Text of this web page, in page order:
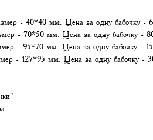
- 40*40 мм. Цена за одну бабочку -
- 70*50 мм. Цена за одну бабочку -
- 95*70 мм. Цена за одну бабочку -
- 127*95 мм. Цена за одну бабочку -